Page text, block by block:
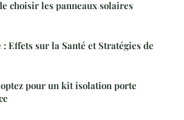
choisir les panneaux solaires
: Effets sur la Santé et Stratégies de
pour un kit isolation porte